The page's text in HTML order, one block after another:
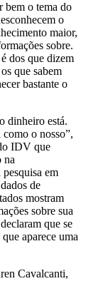
bem o tema do
o
maior,
sobre.
dos que dizem
que sabem
bastante o
dinheiro está.
o nosso”,
IDV que
na
em
de
mostram
sobre sua
que se
aparece uma
Cavalcanti,